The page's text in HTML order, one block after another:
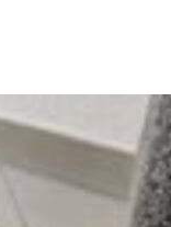
?????
?? ?????????
???
??? ????
?????????? ?? ???